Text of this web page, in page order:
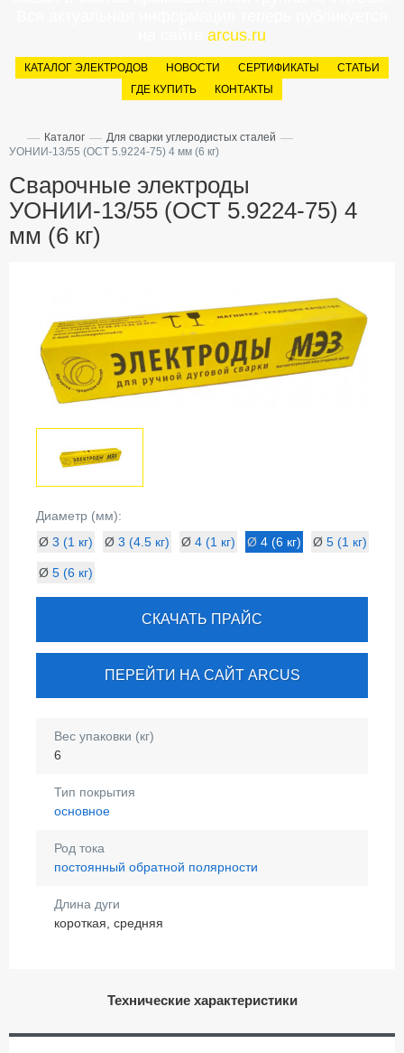
arcus.ru
КАТАЛОГ ЭЛЕКТРОДОВ НОВОСТИ СЕРТИФИКАТЫ
СТАТЬИ
ГДЕ КУПИТЬ
КОНТАКТЫ
— Каталог — Для сварки углеродистых сталей —
УОНИИ-13/55 (ОСТ 5.9224-75) 4 мм (6 кг)
Сварочные электроды
УОНИИ-13/55 (ОСТ 5.9224-75) 4
мм (6 кг)
Диаметр (мм):
Ø 3 (1 кг) Ø 3 (4.5 кг) Ø 4 (1 кг) Ø 4 (6 кг) Ø 5 (1 кг)
Ø 5 (6 кг)
СКАЧАТЬ ПРАЙС
ПЕРЕЙТИ НА САЙТ ARCUS
Вес упаковки (кг)
6
Тип покрытия
основное
Род тока
постоянный обратной полярности
Длина дуги
короткая, средняя
Технические характеристики